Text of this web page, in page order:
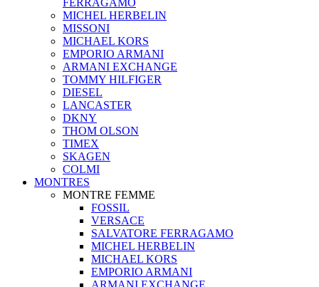
FERRAGAMO
MICHEL HERBELIN
MISSONI
MICHAEL KORS
EMPORIO ARMANI
ARMANI EXCHANGE
TOMMY HILFIGER
DIESEL
LANCASTER
DKNY
THOM OLSON
TIMEX
SKAGEN
COLMI
MONTRES
MONTRE FEMME
FOSSIL
VERSACE
SALVATORE FERRAGAMO
MICHEL HERBELIN
MICHAEL KORS
EMPORIO ARMANI
ARMANI EXCHANGE